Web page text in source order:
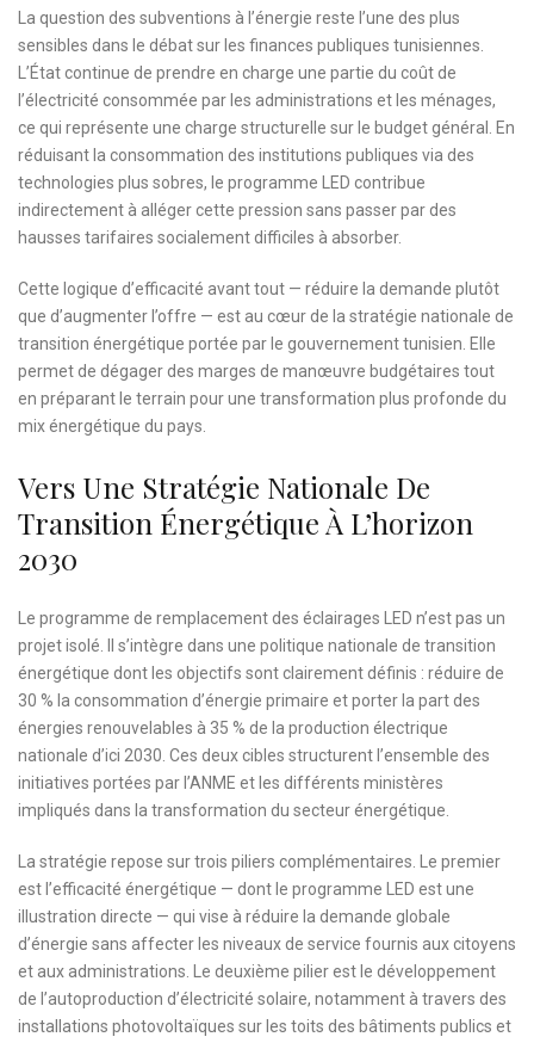
La question des subventions à l’énergie reste l’une des plus
sensibles dans le débat sur les finances publiques tunisiennes.
L’État continue de prendre en charge une partie du coût de
l’électricité consommée par les administrations et les ménages,
ce qui représente une charge structurelle sur le budget général. En
réduisant la consommation des institutions publiques via des
technologies plus sobres, le programme LED contribue
indirectement à alléger cette pression sans passer par des
hausses tarifaires socialement difficiles à absorber.
Cette logique d’efficacité avant tout — réduire la demande plutôt
que d’augmenter l’offre — est au cœur de la stratégie nationale de
transition énergétique portée par le gouvernement tunisien. Elle
permet de dégager des marges de manœuvre budgétaires tout
en préparant le terrain pour une transformation plus profonde du
mix énergétique du pays.
Vers Une Stratégie Nationale De
Transition Énergétique À L’horizon
2030
Le programme de remplacement des éclairages LED n’est pas un
projet isolé. Il s’intègre dans une politique nationale de transition
énergétique dont les objectifs sont clairement définis : réduire de
30 % la consommation d’énergie primaire et porter la part des
énergies renouvelables à 35 % de la production électrique
nationale d’ici 2030. Ces deux cibles structurent l’ensemble des
initiatives portées par l’ANME et les différents ministères
impliqués dans la transformation du secteur énergétique.
La stratégie repose sur trois piliers complémentaires. Le premier
est l’efficacité énergétique — dont le programme LED est une
illustration directe — qui vise à réduire la demande globale
d’énergie sans affecter les niveaux de service fournis aux citoyens
et aux administrations. Le deuxième pilier est le développement
de l’autoproduction d’électricité solaire, notamment à travers des
installations photovoltaïques sur les toits des bâtiments publics et